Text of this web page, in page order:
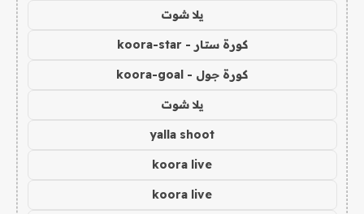
يلا شوت
كورة ستار - koora-star
كورة جول - koora-goal
يلا شوت
yalla shoot
koora live
koora live